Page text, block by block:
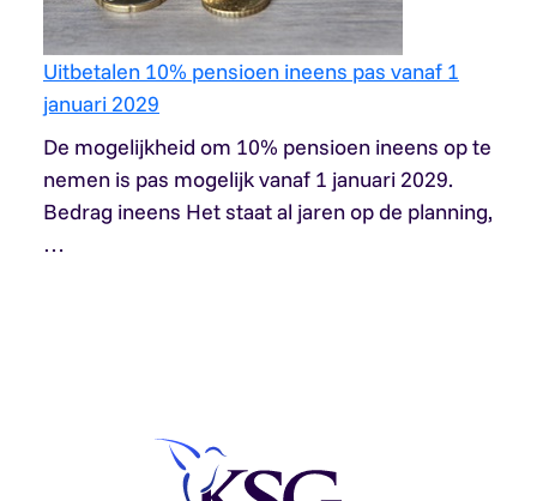
Uitbetalen 10% pensioen ineens pas vanaf 1
januari 2029
De mogelijkheid om 10% pensioen ineens op te
nemen is pas mogelijk vanaf 1 januari 2029.
Bedrag ineens Het staat al jaren op de planning,
…